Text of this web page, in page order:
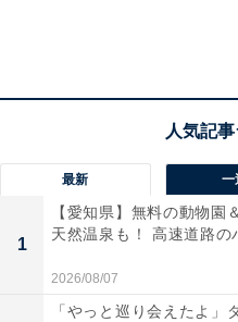
最新 一
1
【愛知県】無料の動物園
天然温泉も！ 高速道路の
2026/08/07
「やっと巡り会えたよ」